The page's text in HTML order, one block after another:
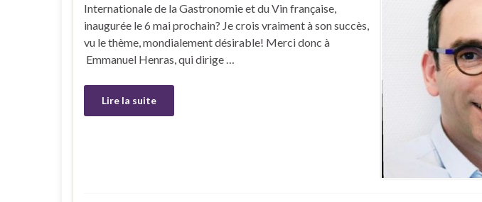
Internationale de la Gastronomie et du Vin française,
inaugurée le 6 mai prochain? Je crois vraiment à son succès,
vu le thème, mondialement désirable! Merci donc à
Emmanuel Henras, qui dirige …
Lire la suite